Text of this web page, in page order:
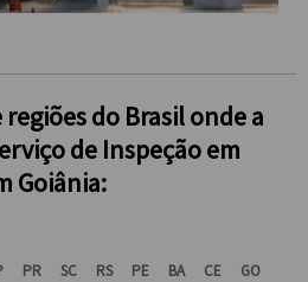
de Inspeção em
Goiânia:
PR SC RS PE BA CE GO